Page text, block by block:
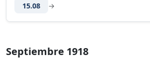
15.08
→
Septiembre 1918